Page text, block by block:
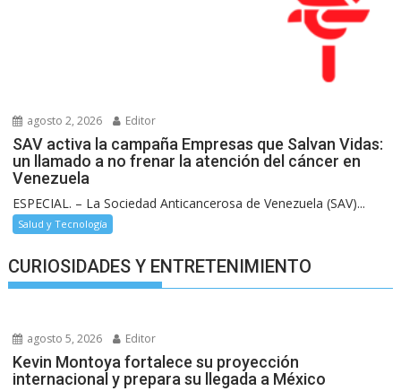
agosto 2, 2026 Editor
SAV activa la campaña Empresas que Salvan Vidas:
un llamado a no frenar la atención del cáncer en
Venezuela
ESPECIAL. – La Sociedad Anticancerosa de Venezuela (SAV)...
Salud y Tecnología
CURIOSIDADES Y ENTRETENIMIENTO
agosto 5, 2026 Editor
Kevin Montoya fortalece su proyección
internacional y prepara su llegada a México